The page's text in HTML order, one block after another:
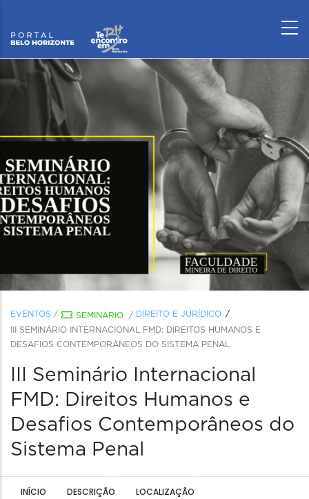
EVENTOS / SEMINÁRIO / DIREITO E JURÍDICO
III SEMINÁRIO INTERNACIONAL FMD: DIREITOS HUMANOS E
DESAFIOS CONTEMPORÂNEOS DO SISTEMA PENAL
III Seminário Internacional
FMD: Direitos Humanos e
Desafios Contemporâneos do
Sistema Penal
INÍCIO DESCRIÇÃO LOCALIZAÇÃO